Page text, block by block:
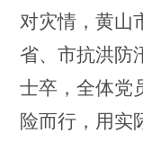
对灾情，黄山
省、市抗洪防
士卒，全体党
险而行，用实